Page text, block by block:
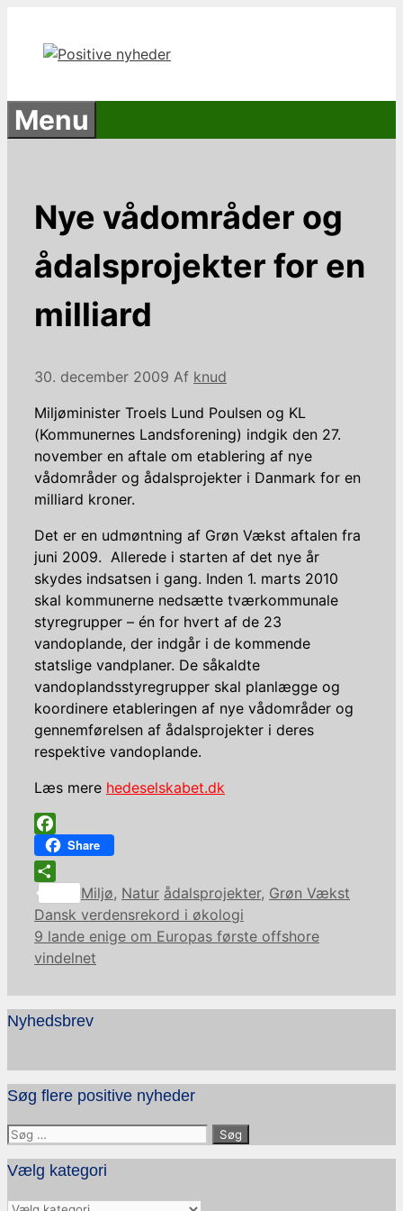
indhold
Menu
Nye vådområder og
ådalsprojekter for en
milliard
30. december 2009 Af knud
Miljøminister Troels Lund Poulsen og KL
(Kommunernes Landsforening) indgik den 27.
november en aftale om etablering af nye
vådområder og ådalsprojekter i Danmark for en
milliard kroner.
Det er en udmøntning af Grøn Vækst aftalen fra
juni 2009. Allerede i starten af det nye år
skydes indsatsen i gang. Inden 1. marts 2010
skal kommunerne nedsætte tværkommunale
styregrupper – én for hvert af de 23
vandoplande, der indgår i de kommende
statslige vandplaner. De såkaldte
vandoplandsstyregrupper skal planlægge og
koordinere etableringen af nye vådområder og
gennemførelsen af ådalsprojekter i deres
respektive vandoplande.
Læs mere hedeselskabet.dk
Facebook
Share
Share
Kategorier
Miljø, Natur Tags
ådalsprojekter, Grøn Vækst
Dansk verdensrekord i økologi
9 lande enige om Europas første offshore
vindelnet
Nyhedsbrev
Søg flere positive nyheder
Søg
efter:
Vælg kategori
Vælg